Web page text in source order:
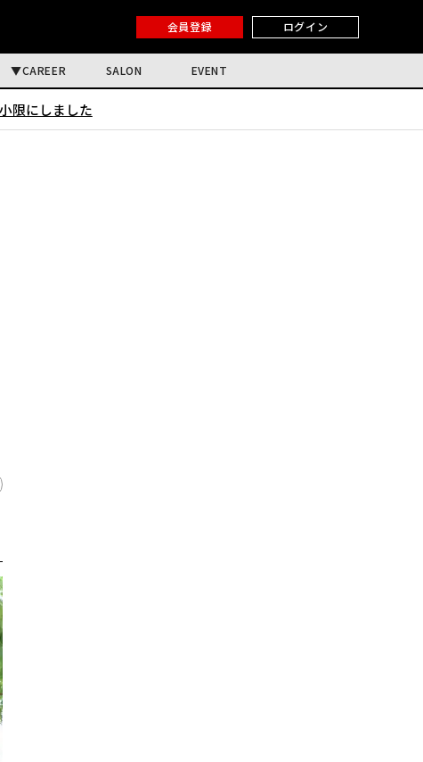
会員登録 ログイン
CAREER SALON EVENT
限にしました